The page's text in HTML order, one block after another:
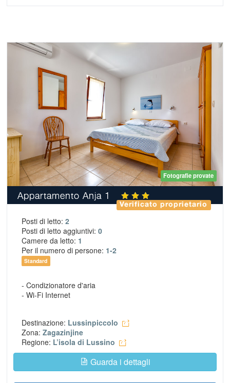
Fotografie provate
Appartamento Anja 1
Verificato proprietario
Posti di letto: 2
Posti di letto aggiuntivi: 0
Camere da letto: 1
Per il numero di persone: 1-2
Standard
- Condizionatore d'aria
- Wi-Fi Internet
Destinazione: Lussinpiccolo
Zona: Zagazinjine
Regione: L’isola di Lussino
Guarda i dettagli